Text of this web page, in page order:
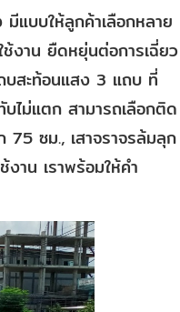
บบให้ลูกค้าเลือกหลาย
ช้งาน ยืดหยุ่นต่อการเฉี่ยว
บสะท้อนแสง 3 แถบ ที่
ไม่แตก สามารถเลือกติด
75 ซม., เสาจราจรล้มลุก
งาน เราพร้อมให้คำ